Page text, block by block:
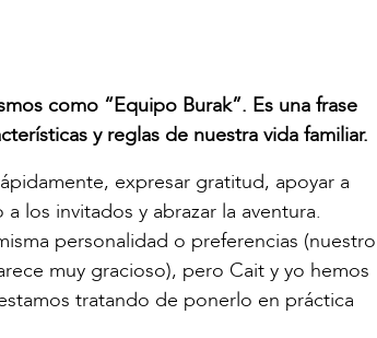
como “Equipo Burak”. Es una frase
y reglas de nuestra vida familiar.
expresar gratitud, apoyar a
los invitados y abrazar la aventura.
personalidad o preferencias
muy gracioso), pero Cait y yo hemos
tratando de ponerlo en práctica